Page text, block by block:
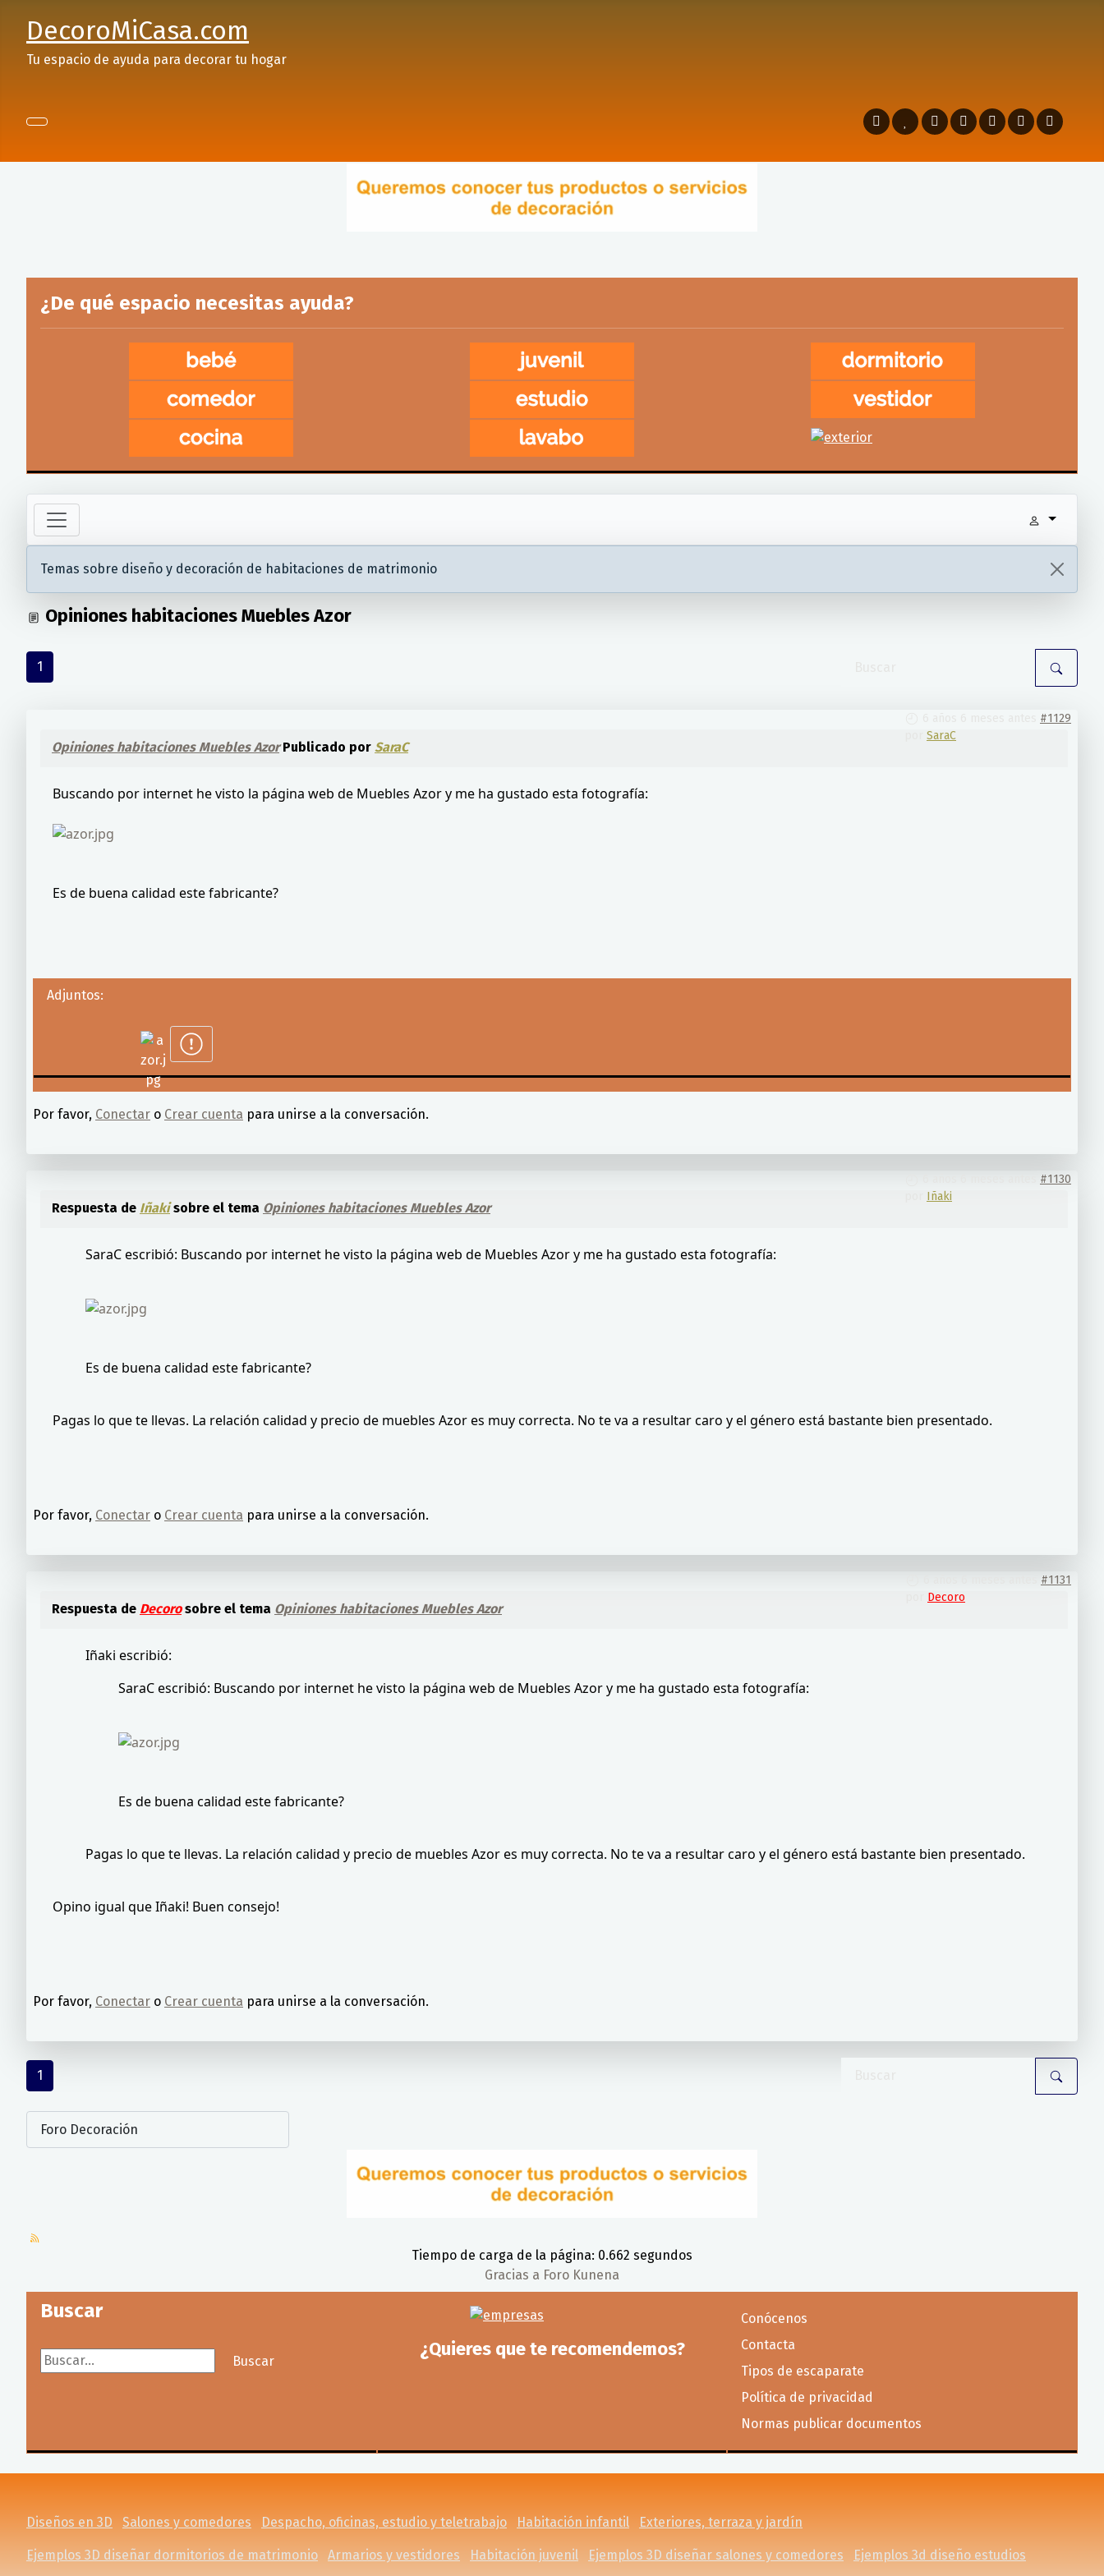
DecoroMiCasa.com
Tu espacio de ayuda para decorar tu hogar
¿De qué espacio necesitas ayuda?
Temas sobre diseño y decoración de habitaciones de matrimonio
Opiniones habitaciones Muebles Azor
1
#1129
SaraC
Opiniones habitaciones Muebles AzorPublicado por SaraC
Buscando por internet he visto la página web de Muebles Azor y me ha gustado esta fotografía:
Es de buena calidad este fabricante?
Adjuntos:
Por favor, Conectar o Crear cuenta para unirse a la conversación.
#1130
Iñaki
Respuesta de Iñakisobre el tema Opiniones habitaciones Muebles Azor
SaraC escribió: Buscando por internet he visto la página web de Muebles Azor y me ha gustado esta fotografía:
Es de buena calidad este fabricante?
Pagas lo que te llevas. La relación calidad y precio de muebles Azor es muy correcta. No te va a resultar caro y el género está bastante bien presentado.
Por favor, Conectar o Crear cuenta para unirse a la conversación.
#1131
Decoro
Respuesta de Decorosobre el tema Opiniones habitaciones Muebles Azor
Iñaki escribió:
SaraC escribió: Buscando por internet he visto la página web de Muebles Azor y me ha gustado esta fotografía:
Es de buena calidad este fabricante?
Pagas lo que te llevas. La relación calidad y precio de muebles Azor es muy correcta. No te va a resultar caro y el género está bastante bien presentado.
Opino igual que Iñaki! Buen consejo!
Por favor, Conectar o Crear cuenta para unirse a la conversación.
1
Tiempo de carga de la página: 0.662 segundos
Gracias a Foro Kunena
Buscar
Buscar...
Buscar
¿Quieres que te recomendemos?
Conócenos
Contacta
Tipos de escaparate
Política de privacidad
Normas publicar documentos
Diseños en 3D Salones y comedores Despacho, oficinas, estudio y teletrabajo Habitación infantil Exteriores, terraza y jardín
Ejemplos 3D diseñar dormitorios de matrimonio Armarios y vestidores Habitación juvenil Ejemplos 3D diseñar salones y comedores Ejemplos 3d diseño estudios